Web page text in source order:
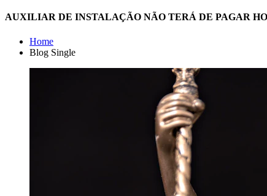
AUXILIAR DE INSTALAÇÃO NÃO TERÁ DE PAGAR
Home
Blog Single